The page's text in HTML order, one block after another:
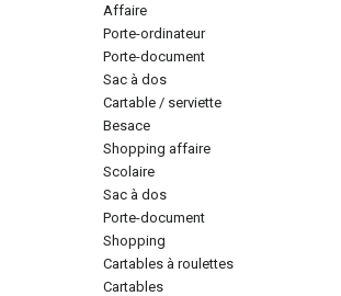
affaire
porte-ordinateur
porte-document
sac à dos
cartable / serviette
besace
shopping affaire
scolaire
sac à dos
porte-document
shopping
cartables à roulettes
cartables